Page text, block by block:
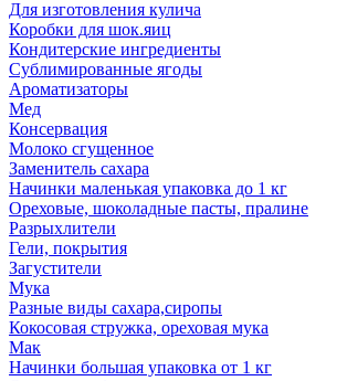
Для изготовления кулича
Коробки для шок.яиц
Кондитерские ингредиенты
Сублимированные ягоды
Ароматизаторы
Мед
Консервация
Молоко сгущенное
Заменитель сахара
Начинки маленькая упаковка до 1 кг
Ореховые, шоколадные пасты, пралине
Разрыхлители
Гели, покрытия
Загустители
Мука
Разные виды сахара,сиропы
Кокосовая стружка, ореховая мука
Мак
Начинки большая упаковка от 1 кг